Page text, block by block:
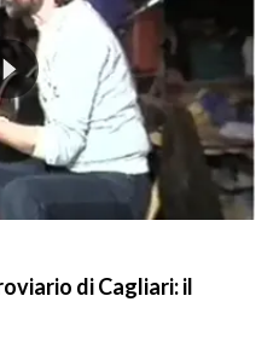
di Cagliari: il